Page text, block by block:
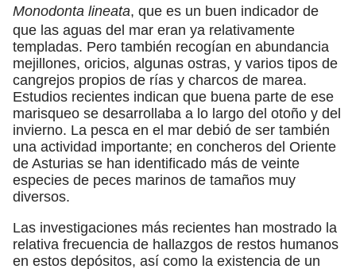
Monodonta lineata, que es un buen indicador de
que las aguas del mar eran ya relativamente
templadas. Pero también recogían en abundancia
mejillones, oricios, algunas ostras, y varios tipos de
cangrejos propios de rías y charcos de marea.
Estudios recientes indican que buena parte de ese
marisqueo se desarrollaba a lo largo del otoño y del
invierno. La pesca en el mar debió de ser también
una actividad importante; en concheros del Oriente
de Asturias se han identificado más de veinte
especies de peces marinos de tamaños muy
diversos.
Las investigaciones más recientes han mostrado la
relativa frecuencia de hallazgos de restos humanos
en estos depósitos, así como la existencia de un